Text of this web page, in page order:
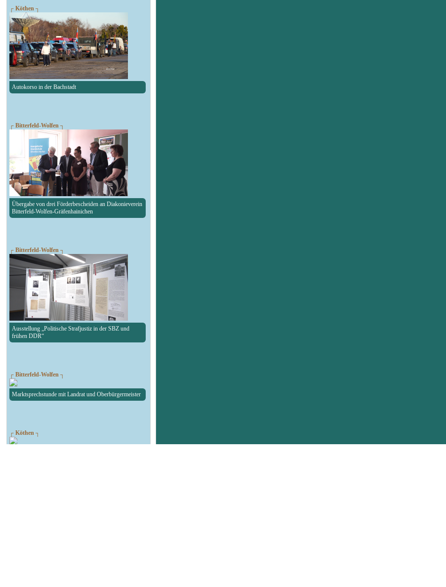
┌ Köthen ┐
Autokorso in der Bachstadt
┌ Bitterfeld-Wolfen ┐
Übergabe von drei Förderbescheiden an Diakonieverein
Bitterfeld-Wolfen-Gräfenhainichen
┌ Bitterfeld-Wolfen ┐
Ausstellung „Politische Strafjustiz in der SBZ und
frühen DDR“
┌ Bitterfeld-Wolfen ┐
Marktsprechstunde mit Landrat und Oberbürgermeister
┌ Köthen ┐